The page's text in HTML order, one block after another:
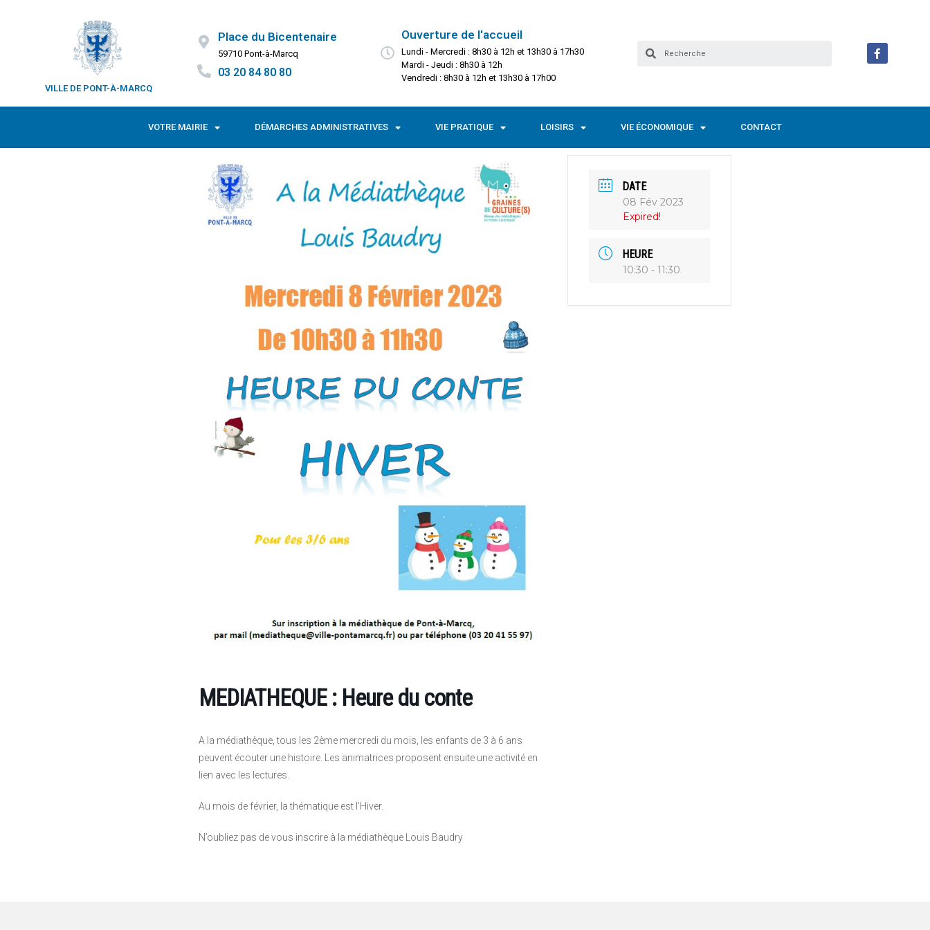
VILLE DE PONT-À-MARCQ
Place du Bicentenaire
59710 Pont-à-Marcq
03 20 84 80 80
Ouverture de l'accueil
Lundi - Mercredi : 8h30 à 12h et 13h30 à 17h30
Mardi - Jeudi : 8h30 à 12h
Vendredi : 8h30 à 12h et 13h30 à 17h00
VOTRE MAIRIE DÉMARCHES ADMINISTRATIVES VIE PRATIQUE LOISIRS VIE ÉCONOMIQUE CONTACT
MEDIATHEQUE : Heure du conte
A la médiathèque, tous les 2ème mercredi du mois, les enfants de 3 à 6 ans
peuvent écouter une histoire. Les animatrices proposent ensuite une activité en
lien avec les lectures.
Au mois de février, la thématique est l’Hiver.
N’oubliez pas de vous inscrire à la médiathèque Louis Baudry
DATE
08 Fév 2023
Expired!
HEURE
10:30 - 11:30